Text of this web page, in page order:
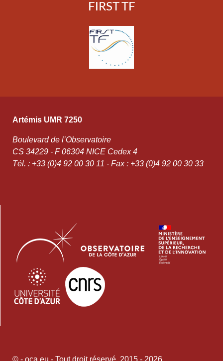
FIRST TF
Artémis UMR 7250
Boulevard de l’Observatoire
CS 34229 - F 06304 NICE Cedex 4
Tél. : +33 (0)4 92 00 30 11 - Fax : +33 (0)4 92 00 30 33
© - oca.eu - Tout droit réservé. 2015 - 2026